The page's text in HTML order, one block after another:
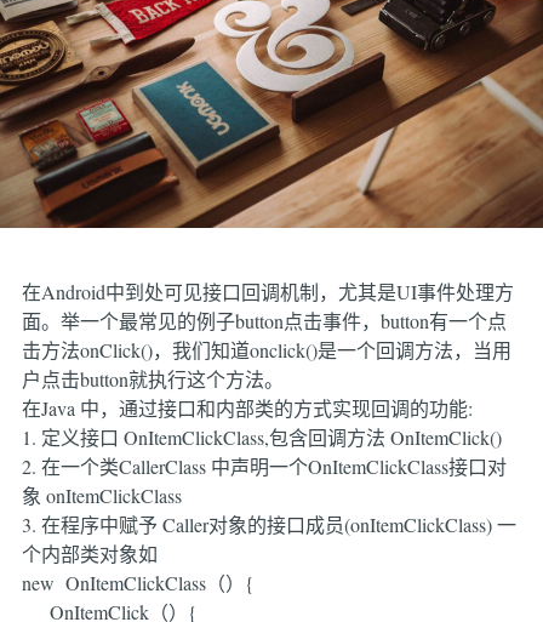
在Android中到处可见接口回调机制，尤其是UI事件处理方
面。举一个最常见的例子button点击事件，button有一个点
击方法onClick()，我们知道onclick()是一个回调方法，当用
户点击button就执行这个方法。
在Java 中，通过接口和内部类的方式实现回调的功能:
1. 定义接口 OnItemClickClass,包含回调方法 OnItemClick()
2. 在一个类CallerClass 中声明一个OnItemClickClass接口对
象 onItemClickClass
3. 在程序中赋予 Caller对象的接口成员(onItemClickClass) 一
个内部类对象如
new OnItemClickClass（）{
OnItemClick（）{